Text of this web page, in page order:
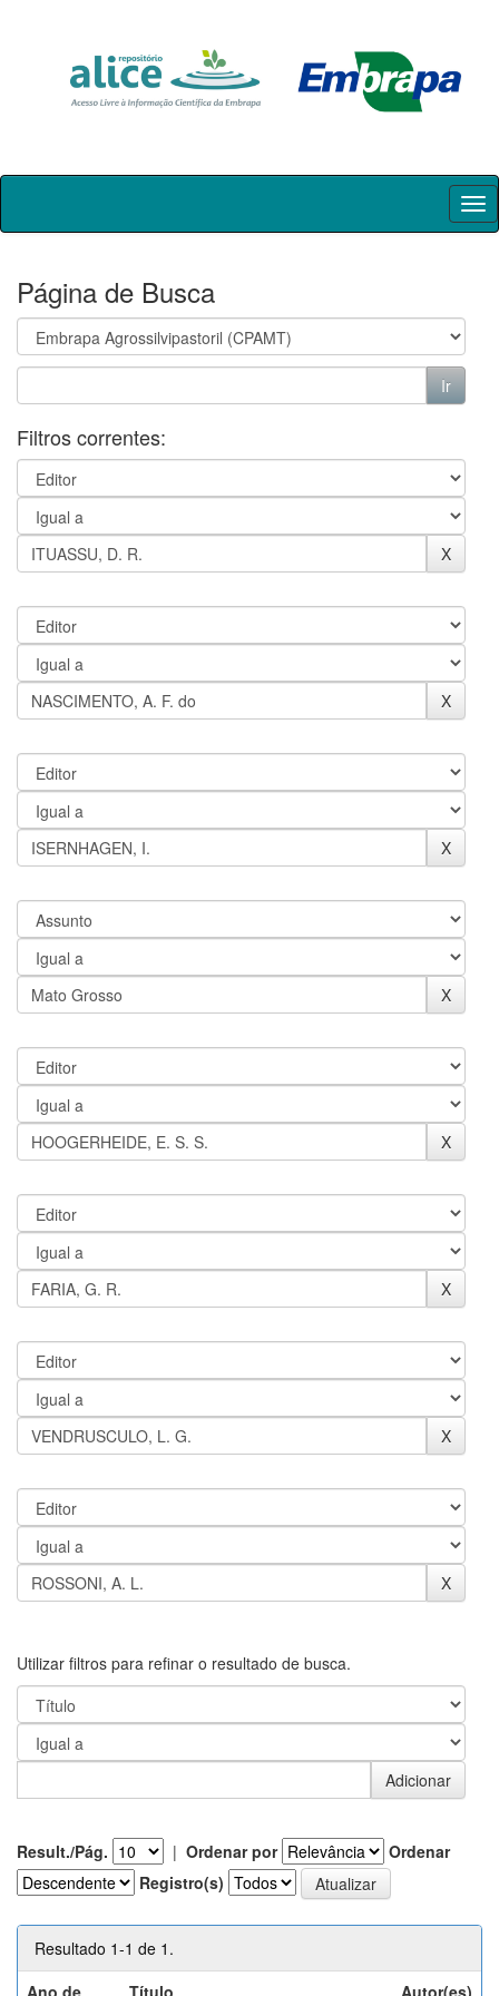
Skip
Página de Busca
Filtros correntes:
Utilizar filtros para refinar o resultado de busca.
Result./Pág. | Ordenar por
Ordenar
Registro(s)
Resultado 1-1 de 1.
Ano de
Título Autor(es)